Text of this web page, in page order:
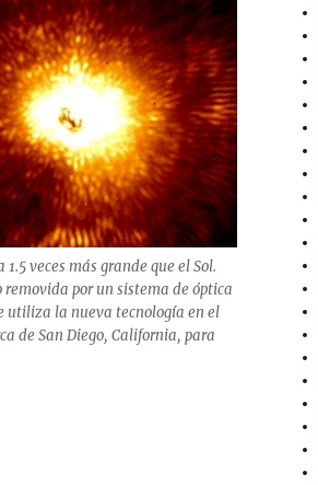
veces más grande que el Sol.
por un sistema de óptica
utiliza la nueva tecnología en el
de San Diego, California, para